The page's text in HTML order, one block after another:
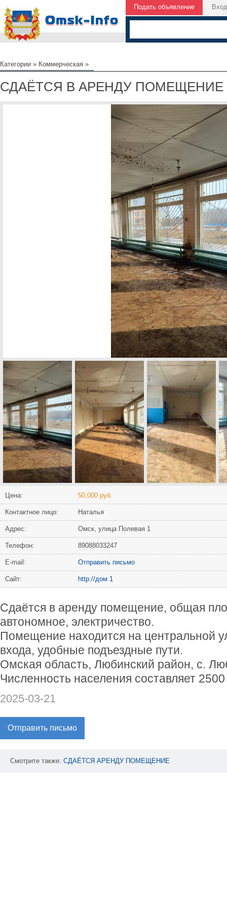
Подать объявление Вход
Категории » Коммерческая »
СДАЁТСЯ В АРЕНДУ ПОМЕЩЕНИЕ
Цена: 50,000 руб.
Контактное лицо: Наталья
Адрес: Омск, улица Полевая 1
Телефон: 89088033247
Е-mail: Отправить письмо
Сайт: http://дом 1
Сдаётся в аренду помещение, общая
автономное, электричество.
Помещение находится на центральной
входа, удобные подъездные пути.
Омская область, Любинский район, с.
Численность населения составляет
2025-03-21
Отправить письмо
Смотрите также: СДАЁТСЯ АРЕНДУ ПОМЕЩЕНИЕ